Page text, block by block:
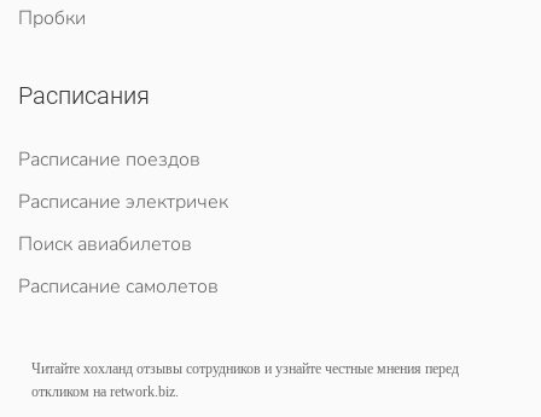
Пробки
Расписания
Расписание поездов
Расписание электричек
Поиск авиабилетов
Расписание самолетов
Читайте хохланд отзывы сотрудникови узнайте честные мнения перед
откликом на retwork.biz.